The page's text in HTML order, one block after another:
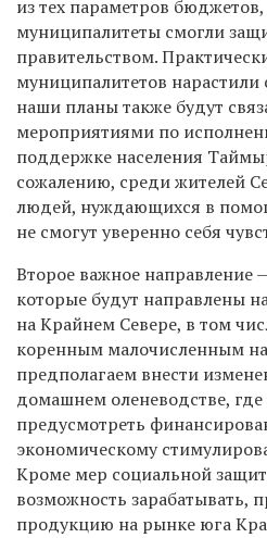
из тех параметров
муниципалитеты смогли
правительством.
муниципалитетов
наши планы также будут
мероприятиями по
поддержке населения
сожалению, среди жителей
людей, нуждающихся в
не смогут уверенно себя
Второе важное направление
которые будут направлены
на Крайнем Севере, в том
коренным малочисленным
предполагаем внести
домашнем оленеводстве, где
предусмотреть
экономическому
Кроме мер социальной
возможность зарабатывать,
продукцию на рынке юга